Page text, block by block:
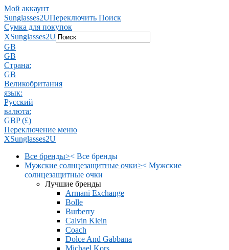
Мой аккаунт
Sunglasses2UПереключить Поиск
Сумка для покупок
XSunglasses2U
GB
GB
Страна:
GB
Великобритания
язык:
Pусский
валюта:
GBP (£)
Переключение меню
XSunglasses2U
Все бренды>< Все бренды
Мужские солнцезащитные очки>< Мужские
солнцезащитные очки
Лучшие бренды
Armani Exchange
Bolle
Burberry
Calvin Klein
Coach
Dolce And Gabbana
Michael Kors